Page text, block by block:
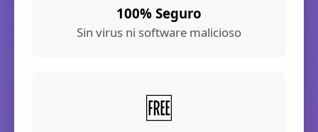
100% Seguro
Sin virus ni software malicioso
🆓